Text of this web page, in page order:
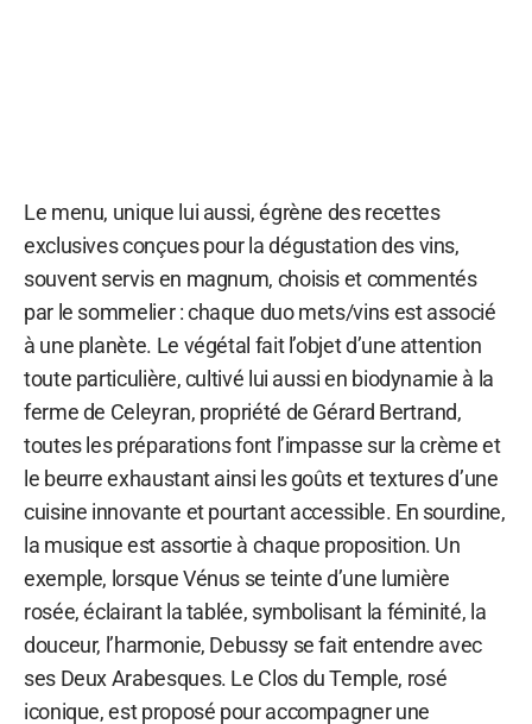
Le menu, unique lui aussi, égrène des recettes
exclusives conçues pour la dégustation des vins,
souvent servis en magnum, choisis et commentés
par le sommelier : chaque duo mets/vins est associé
à une planète. Le végétal fait l’objet d’une attention
toute particulière, cultivé lui aussi en biodynamie à la
ferme de Celeyran, propriété de Gérard Bertrand,
toutes les préparations font l’impasse sur la crème et
le beurre exhaustant ainsi les goûts et textures d’une
cuisine innovante et pourtant accessible. En sourdine,
la musique est assortie à chaque proposition. Un
exemple, lorsque Vénus se teinte d’une lumière
rosée, éclairant la tablée, symbolisant la féminité, la
douceur, l’harmonie, Debussy se fait entendre avec
ses Deux Arabesques. Le Clos du Temple, rosé
iconique, est proposé pour accompagner une